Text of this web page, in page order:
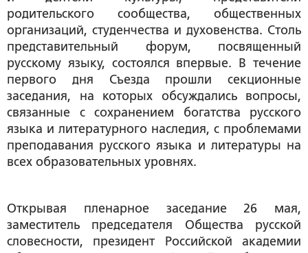
родительского сообщества, общественных
организаций, студенчества и духовенства. Столь
представительный форум, посвященный
русскому языку, состоялся впервые. В течение
первого дня Съезда прошли секционные
заседания, на которых обсуждались вопросы,
связанные с сохранением богатства русского
языка и литературного наследия, с проблемами
преподавания русского языка и литературы на
всех образовательных уровнях.
Открывая пленарное заседание 26 мая,
заместитель председателя Общества русской
словесности, президент Российской академии